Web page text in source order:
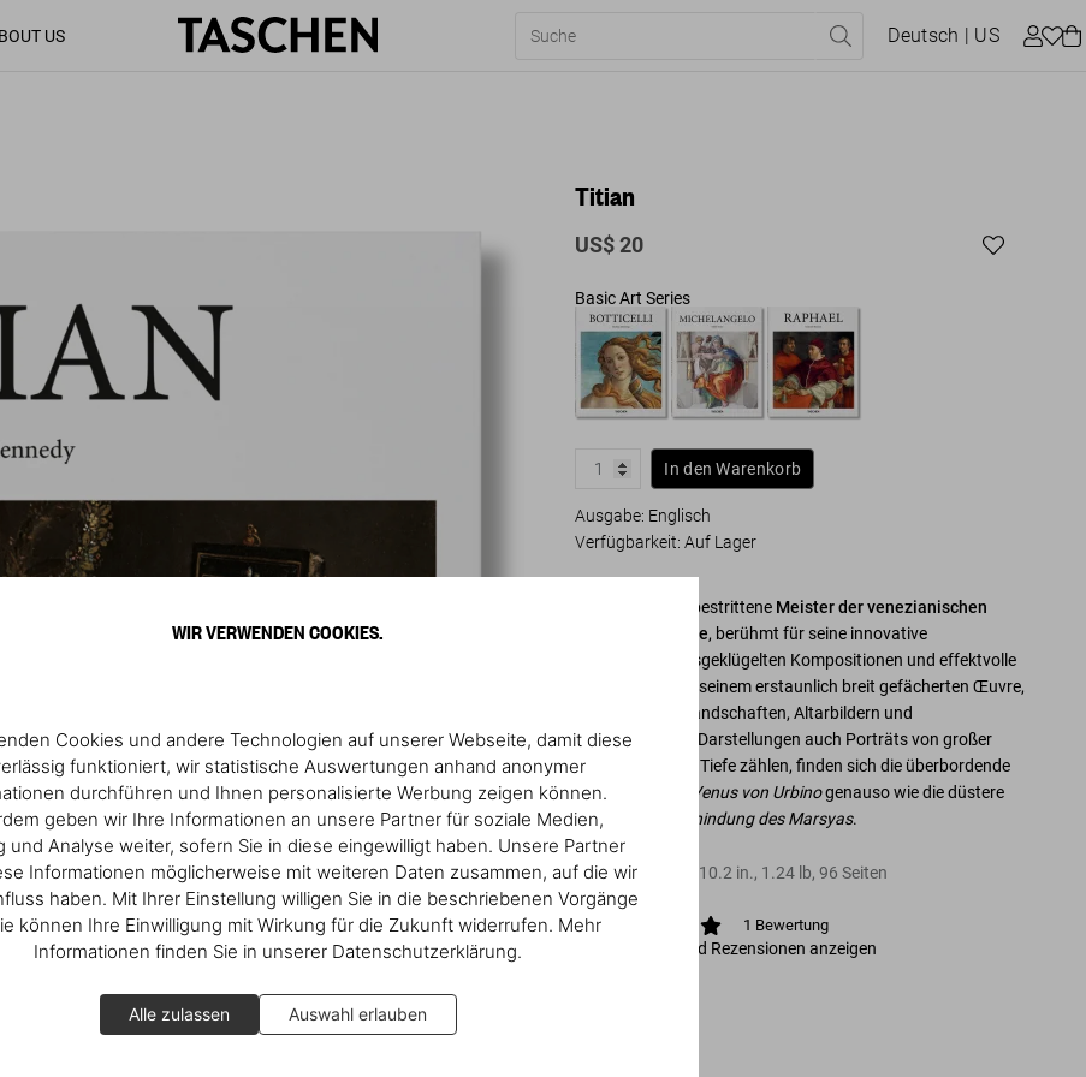
WIR VERWENDEN COOKIES.
Cookies und andere Technologien auf unserer Webseite, damit diese
funktioniert, wir statistische Auswertungen anhand anonymer
durchführen und Ihnen personalisierte Werbung zeigen können.
geben wir Ihre Informationen an unsere Partner für soziale Medien,
und Analyse weiter, sofern Sie in diese eingewilligt haben. Unsere Partner
Informationen möglicherweise mit weiteren Daten zusammen, auf die wir
haben. Mit Ihrer Einstellung willigen Sie in die beschriebenen Vorgänge
können Ihre Einwilligung mit Wirkung für die Zukunft widerrufen. Mehr
Informationen finden Sie in unserer Datenschutzerklärung.
Alle zulassen Auswahl erlauben
US Deutsch | US
Titian
US$ 20
Basic Art Series
In den Warenkorb
Ausgabe: Englisch
Verfügbarkeit:Auf Lager
Tizian ist der unbestrittene Meister der venezianischen
Hochrenaissance, berühmt für seine innovative
Farbgebung, ausgeklügelten Kompositionen und effektvolle
Lichtführung. In seinem erstaunlich breit gefächerten Œuvre,
zu dem neben Landschaften, Altarbildern und
mythologischen Darstellungen auch Porträts von großer
psychologischer Tiefe zählen, finden sich die überbordende
Sinnlichkeit der
Venus von Urbinogenauso wie die düstere
Dramatik der
Schindung des Marsyas.
Hardcover 10.2 in., 1.24 lb,96 Seiten
1 Bewertung
Bewertungen und Rezensionen anzeigen